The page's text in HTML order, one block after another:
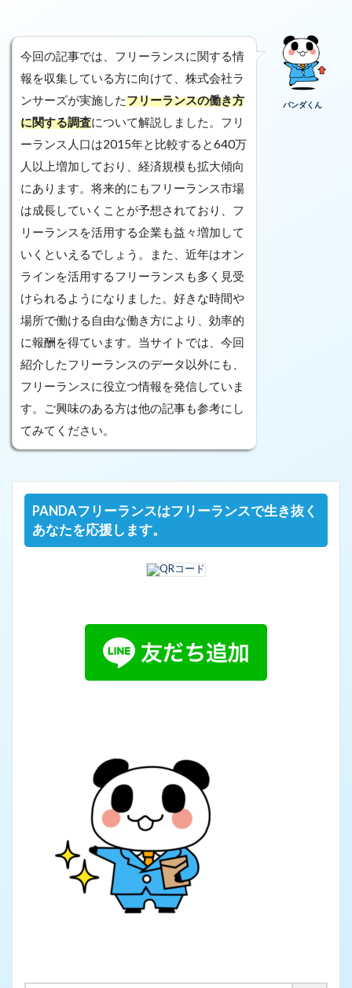
今回の記事では、フリーランスに関する情
報を収集している方に向けて、株式会社ラ
ンサーズが実施したフリーランスの働き方
に関する調査について解説しました。フリ
ーランス人口は2015年と比較すると640万
人以上増加しており、経済規模も拡大傾向
にあります。将来的にもフリーランス市場
は成長していくことが予想されており、フ
リーランスを活用する企業も益々増加して
いくといえるでしょう。また、近年はオン
ラインを活用するフリーランスも多く見受
けられるようになりました。好きな時間や
場所で働ける自由な働き方により、効率的
に報酬を得ています。当サイトでは、今回
紹介したフリーランスのデータ以外にも、
フリーランスに役立つ情報を発信していま
す。ご興味のある方は他の記事も参考にし
てみてください。
パンダくん
PANDAフリーランスはフリーランスで生き抜く
あなたを応援します。